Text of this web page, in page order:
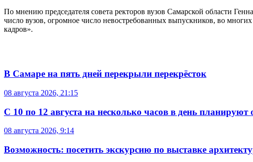
По мнению председателя совета ректоров вузов Самарской области
число вузов, огромное число невостребованных выпускников, во
кадров».
В Самаре на пять дней перекрыли перекрёсток
08 августа 2026, 21:15
С 10 по 12 августа на несколько часов в день
08 августа 2026, 9:14
Возможность: посетить экскурсию по выставке